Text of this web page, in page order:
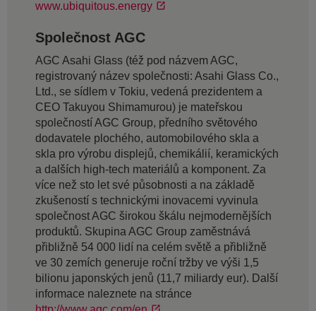
www.ubiquitous.energy
Společnost AGC
AGC Asahi Glass (též pod názvem AGC,
registrovaný název společnosti: Asahi Glass Co.,
Ltd., se sídlem v Tokiu, vedená prezidentem a
CEO Takuyou Shimamurou) je mateřskou
společností AGC Group, předního světového
dodavatele plochého, automobilového skla a
skla pro výrobu displejů, chemikálií, keramických
a dalších high-tech materiálů a komponent. Za
více než sto let své působnosti a na základě
zkušeností s technickými inovacemi vyvinula
společnost AGC širokou škálu nejmodernějších
produktů. Skupina AGC Group zaměstnává
přibližně 54 000 lidí na celém světě a přibližně
ve 30 zemích generuje roční tržby ve výši 1,5
bilionu japonských jenů (11,7 miliardy eur). Další
informace naleznete na stránce